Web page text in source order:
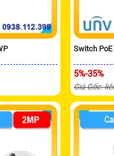
Switch PoE
5%-35%
Giá Gốc: